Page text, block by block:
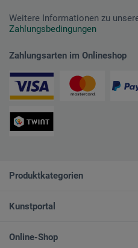
Weitere Informationen zu
Zahlungsbedingungen
Zahlungsarten im Onlineshop
Produktkategorien
Kunstportal
Online-Shop